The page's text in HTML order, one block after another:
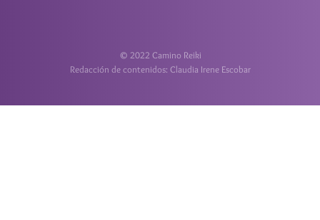
© 2022 Camino Reiki
Redacción de contenidos: Claudia Irene Escobar